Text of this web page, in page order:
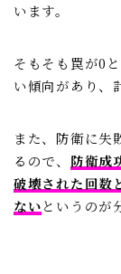
います。
そもそも罠が0
い傾向があり、
また、防衛に失
るので、 防衛成
破壊された回数
ないというのが